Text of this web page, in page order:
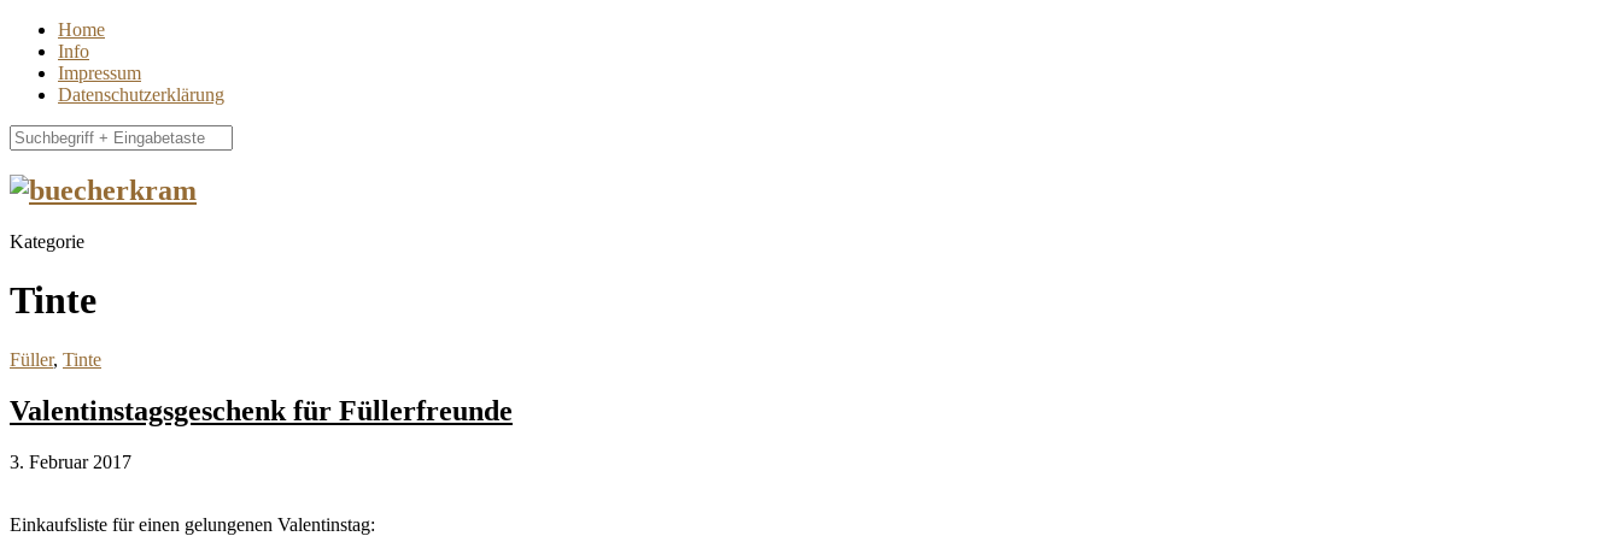
Home
Info
Impressum
Datenschutzerklärung
Kategorie
Tinte
Füller, Tinte
Valentinstagsgeschenk für Füllerfreunde
3. Februar 2017
Einkaufsliste für einen gelungenen Valentinstag: